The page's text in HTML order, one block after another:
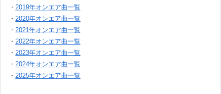
・ 2019年オンエア曲一覧
・ 2020年オンエア曲一覧
・ 2021年オンエア曲一覧
・ 2022年オンエア曲一覧
・ 2023年オンエア曲一覧
・ 2024年オンエア曲一覧
・ 2025年オンエア曲一覧